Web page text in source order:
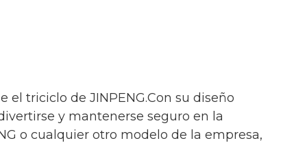
triciclo de JINPENG.Con su diseño
y mantenerse seguro en la
o cualquier otro modelo de la empresa,